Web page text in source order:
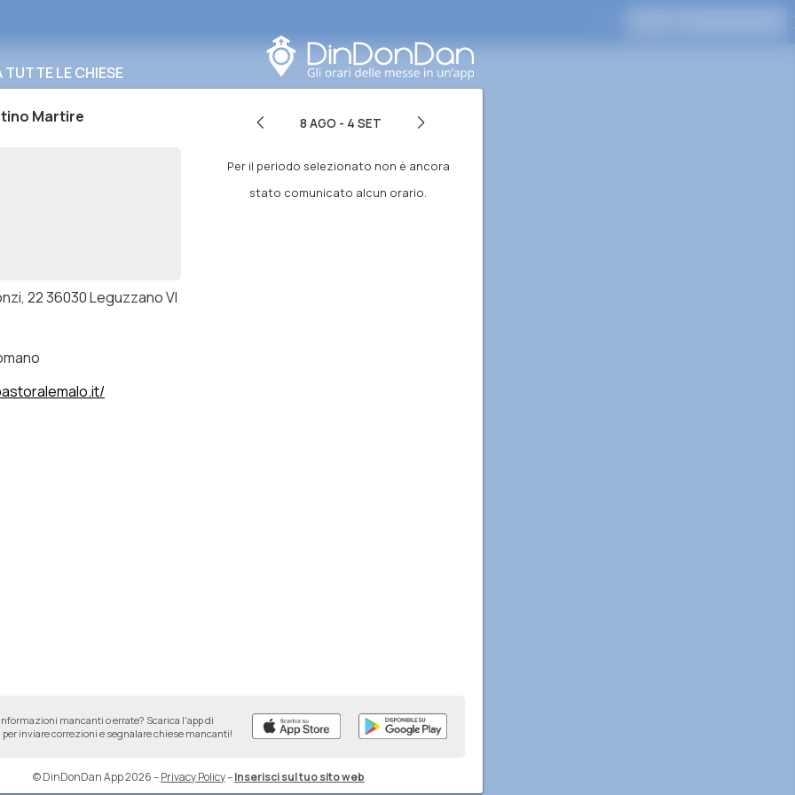
LE CHIESE
Martire
22 36030 Leguzzano VI
8 AGO - 4 SET
Per il periodo selezionato non è ancora
stato comunicato alcun orario.
mancanti o errate? Scarica l'app di
per inviare correzioni e segnalare chiese mancanti!
© DinDonDan App 2026–Privacy Policy–Inserisci sul tuo sito web